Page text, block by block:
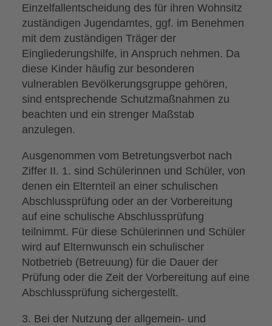
Einzelfallentscheidung des für ihren Wohnsitz
zuständigen Jugendamtes, ggf. im Benehmen
mit dem zuständigen Träger der
Eingliederungshilfe, in Anspruch nehmen. Da
diese Kinder häufig zur besonderen
vulnerablen Bevölkerungsgruppe gehören,
sind entsprechende Schutzmaßnahmen zu
beachten und ein strenger Maßstab
anzulegen.
Ausgenommen vom Betretungsverbot nach
Ziffer II. 1. sind Schülerinnen und Schüler, von
denen ein Elternteil an einer schulischen
Abschlussprüfung oder an der Vorbereitung
auf eine schulische Abschlussprüfung
teilnimmt. Für diese Schülerinnen und Schüler
wird auf Elternwunsch ein schulischer
Notbetrieb (Betreuung) für die Dauer der
Prüfung oder die Zeit der Vorbereitung auf eine
Abschlussprüfung sichergestellt.
3. Bei der Nutzung der allgemein- und